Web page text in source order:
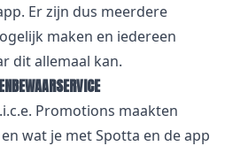
Er zijn dus meerdere
maken en iedereen
dit allemaal kan.
Promotions maakten
wat je met Spotta en de app